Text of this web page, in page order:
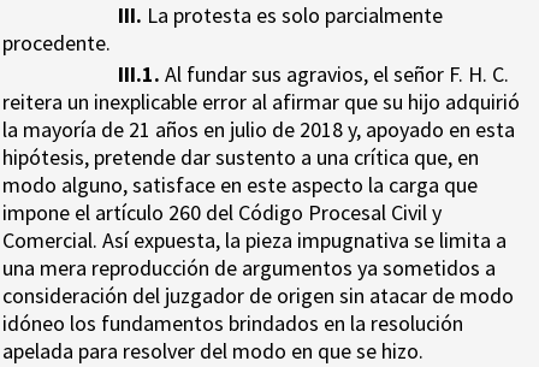
III. La protesta es solo parcialmente
procedente.
III.1. Al fundar sus agravios, el señor F. H. C.
reitera un inexplicable error al afirmar que su hijo adquirió
la mayoría de 21 años en julio de 2018 y, apoyado en esta
hipótesis, pretende dar sustento a una crítica que, en
modo alguno, satisface en este aspecto la carga que
impone el artículo 260 del Código Procesal Civil y
Comercial. Así expuesta, la pieza impugnativa se limita a
una mera reproducción de argumentos ya sometidos a
consideración del juzgador de origen sin atacar de modo
idóneo los fundamentos brindados en la resolución
apelada para resolver del modo en que se hizo.